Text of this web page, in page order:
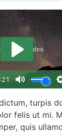
turpis
felis ut mi.
quis